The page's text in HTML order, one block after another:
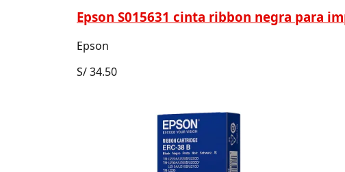
Epson S015631 cinta ribbon negra para
Epson
S/34.50